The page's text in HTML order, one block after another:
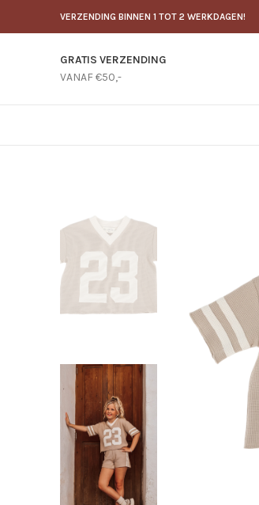
VERZENDING BINNEN 1 TOT 2 WERKDAGEN!
GRATIS VERZENDING
VANAF €50,-